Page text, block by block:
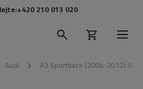
+420 210 013 020
Audi A3 Sportback (2004-2012) 8P